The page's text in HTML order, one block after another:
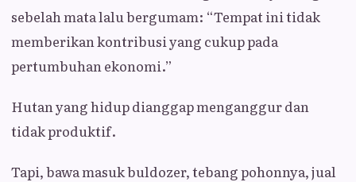
sebelah mata lalu bergumam: “Tempat ini tidak
memberikan kontribusi yang cukup pada
pertumbuhan ekonomi.”
Hutan yang hidup dianggap menganggur dan
tidak produktif.
Tapi, bawa masuk buldozer, tebang pohonnya, jual